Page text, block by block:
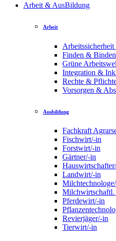
Arbeit & AusBildung
Arbeit
Finden & Binden
Grüne
Integration &
Rechte &
Vorsorgen &
Ausbildung
Fachkraft
Fischwirt/-in
Forstwirt/-in
Gärtner/-in
Landwirt/-in
Milchwirtschaftl.
Pferdewirt/-in
Revierjäger/-in
Tierwirt/-in